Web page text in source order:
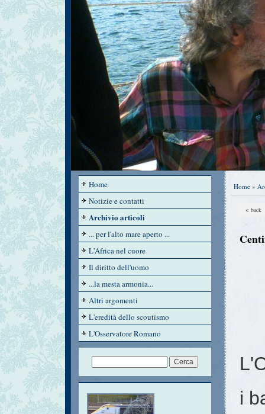
Home »
< back
i
Home
Notizie e contatti
Archivio articoli
... per l'alto mare aperto ...
L'Africa nel cuore
Il diritto dell'uomo
...la mesta armonia...
Altri argomenti
L'eredità dello scoutismo
L'Osservatore Romano